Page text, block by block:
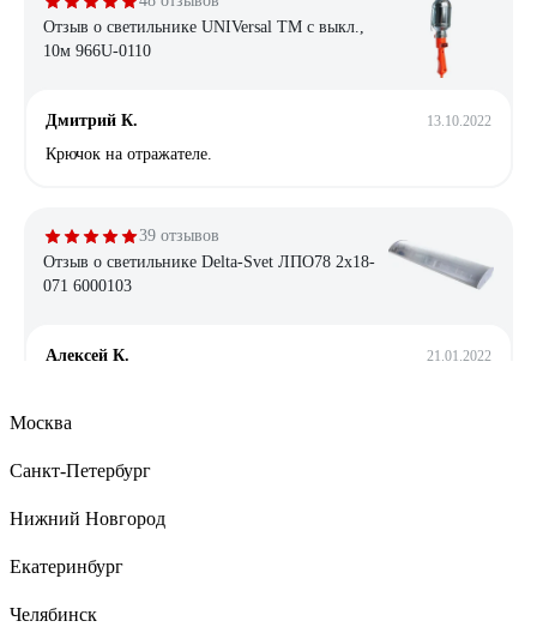
Отзыв о светильнике UNIVersal ТМ c выкл.,
10м 966U-0110
Дмитрий К. 13.10.2022
Крючок на отражателе.
39 отзывов
Отзыв о светильнике Delta-Svet ЛПО78 2х18-
071 6000103
Алексей К. 21.01.2022
рассеиватель падал и разбивался. Сейчас такого в этом
светильнике нет.
MR16, SL/WH зеркальный/белый a036801
Москва
Санкт-Петербург
Нижний Новгород
Екатеринбург
Челябинск